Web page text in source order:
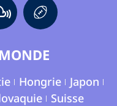
Hongrie
Japon
Suisse